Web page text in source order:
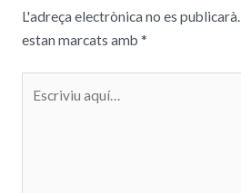
L'adreça electrònica no es publicarà.
estan marcats amb *